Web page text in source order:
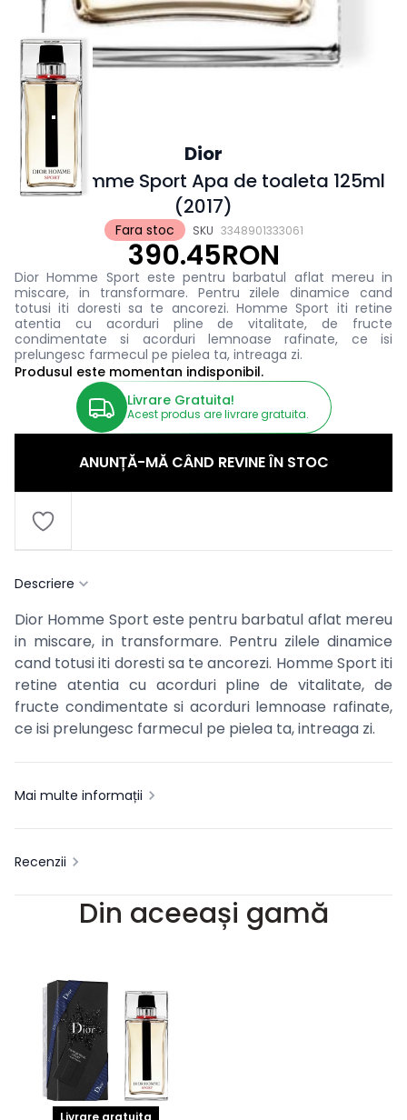
Fara stoc SKU 3348901333061
Dior
Dior Homme Sport Apa de toaleta 125ml
(2017)
390.45RON
Dior Homme Sport este pentru barbatul aflat mereu in
miscare, in transformare. Pentru zilele dinamice cand
totusi iti doresti sa te ancorezi. Homme Sport iti retine
atentia cu acorduri pline de vitalitate, de fructe
condimentate si acorduri lemnoase rafinate, ce isi
prelungesc farmecul pe pielea ta, intreaga zi.
Produsul este momentan indisponibil.
Livrare Gratuita!
Acest produs are livrare gratuita.
ANUNȚĂ-MĂ CÂND REVINE ÎN STOC
Descriere
Dior Homme Sport este pentru barbatul aflat mereu
in miscare, in transformare. Pentru zilele dinamice
cand totusi iti doresti sa te ancorezi. Homme Sport iti
retine atentia cu acorduri pline de vitalitate, de
fructe condimentate si acorduri lemnoase rafinate,
ce isi prelungesc farmecul pe pielea ta, intreaga zi.
Mai multe informații
Recenzii
Din aceeași gamă
Livrare gratuita